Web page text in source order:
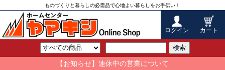
ものづくりと暮らしの必需品で心地よい暮らしをお手伝い！
ログイン カート
検索
【お知らせ】連休中の営業について